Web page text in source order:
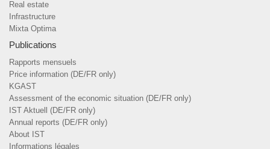
Real estate
Infrastructure
Mixta Optima
Publications
Rapports mensuels
Price information (DE/FR only)
KGAST
Assessment of the economic situation (DE/FR only)
IST Aktuell (DE/FR only)
Annual reports (DE/FR only)
About IST
Informations légales